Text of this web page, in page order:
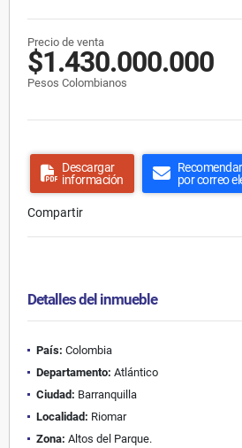
Precio de venta
$1.430.000.000
Pesos Colombianos
Descargar
información
por correo
Compartir
Detalles del inmueble
País: Colombia
Departamento: Atlántico
Ciudad: Barranquilla
Localidad: Riomar
Zona: Altos del Parque.